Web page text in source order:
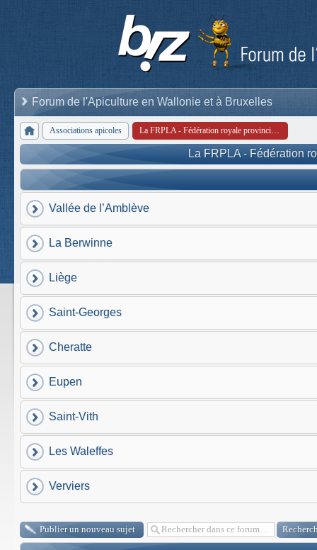
Forum de l'Apiculture en Wallonie et à Bruxelles
Associations apicoles La FRPLA - Fédération royale provinciale liégeoise d'apiculture
La FRPLA - Fédération
Vallée de l’Amblève
La Berwinne
Liège
Saint-Georges
Cheratte
Eupen
Saint-Vith
Les Waleffes
Verviers
Publier un nouveau sujet